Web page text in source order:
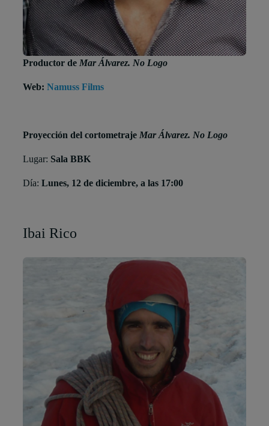
Productor de Mar Álvarez. No Logo
Web: Namuss Films
Proyección del cortometraje Mar Álvarez. No Logo
Lugar: Sala BBK
Día: Lunes, 12 de diciembre, a las 17:00
Ibai Rico